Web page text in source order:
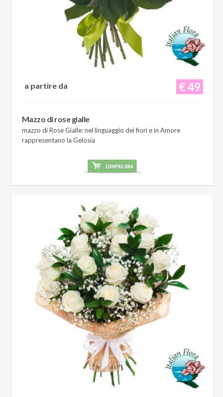
€ 49
a partire da
Mazzo di rose gialle
mazzo di Rose Gialle: nel linguaggio dei fiori e in Amore
rappresentano la Gelosia